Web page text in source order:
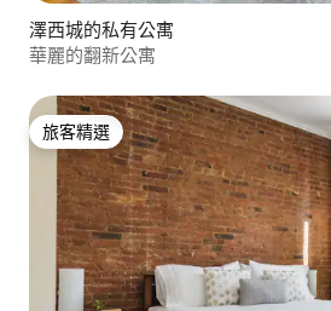
澤西城的私有公寓
華麗的翻新公寓
旅客精選
旅客精選